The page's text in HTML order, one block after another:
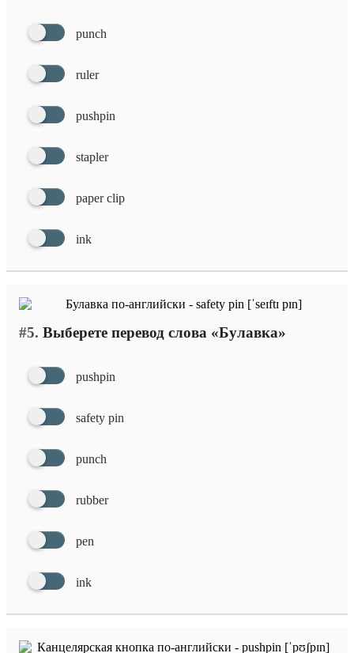
punch
ruler
pushpin
stapler
paper clip
ink
#5. Выберете перевод слова «Булавка»
pushpin
safety pin
punch
rubber
pen
ink